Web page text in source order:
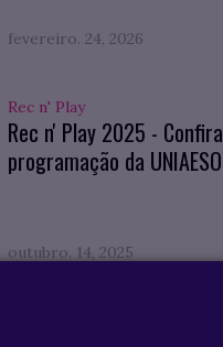
fevereiro. 24, 2026
Rec n' Play
Rec n' Play 2025 -
programação da UNIAESO
outubro. 14, 2025